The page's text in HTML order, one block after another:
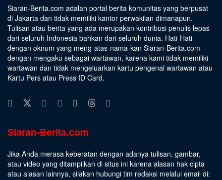
Siaran-Berita.com adalah portal berita komunitas yang berpusat
di Jakarta dan tidak memiliki kantor perwakilan dimanapun.
Tulisan atau berita yang ada merupakan kontribusi penulis lepas
dari seluruh Indonesia bahkan dari seluruh dunia. Hati-Hati
dengan oknum yang meng-atas-nama-kan Siaran-Berita.com
dengan mengaku sebagai wartawan, karena kami tidak memiliki
wartawan dan tidak mengeluarkan kartu pengenal wartawan atau
Kartu Pers atau Press ID Card.
Siaran-Berita.com
Jika Anda merasa keberatan dengan adanya tulisan, gambar,
atau video yang ditampilkan di situs ini karena alasan hak cipta
atau alasan lainnya, silakan hubungi tim redaksi melalui email di: